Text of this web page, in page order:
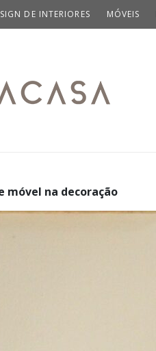
DE INTERIORES MÓVEIS
móvel na decoração